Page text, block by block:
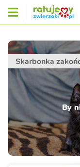
Skarbonka
By